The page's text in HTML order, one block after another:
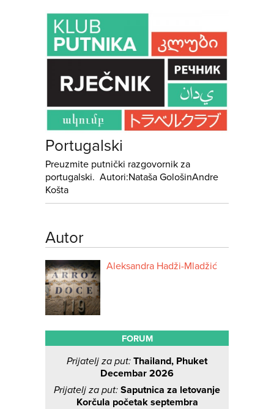
Portugalski
Preuzmite putnički razgovornik za
portugalski. Autori:Nataša GološinAndre
Košta
Autor
Aleksandra Hadži-Mladžić
FORUM
Prijatelj za put: Thailand, Phuket
Decembar 2026
Prijatelj za put: Saputnica za letovanje
Korčula početak septembra